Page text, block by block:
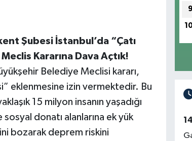
Şubesi İstanbul’da “Çatı
Kararına Dava Açtık!
Belediye Meclisi kararı,
eklenmesine izin vermektedir. Bu
15 milyon insanın yaşadığı
donatı alanlarına ek yük
bozarak deprem riskini
9